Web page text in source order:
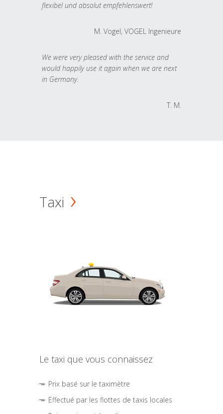
flexibel und absolut empfehlenswert!
M. Vogel, VOGEL Ingenieure
We were very pleased with the service and
would happily use it again when we are next
in Germany.
T. M.
Taxi
Le taxi que vous connaissez
Prix basé sur le taximètre
Effectué par les flottes de taxis locales